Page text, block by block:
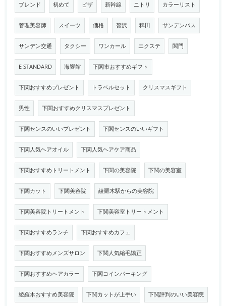
ブレンド 初めて ピザ 新幹線 ニトリ カラーリスト
管理美容師 スイーツ 価格 贅沢 稗田 サンデンバス
サンデン交通 タクシー ワンカール エクステ 関門
E STANDARD 海響館 下関市おすすめギフト
下関おすすめプレゼント トラベルセット クリスマスギフト
男性 下関おすすめクリスマスプレゼント
下関センスのいいプレゼント 下関センスのいいギフト
下関人気ヘアオイル 下関人気ヘアケア商品
下関おすすめトリートメント 下関の美容院 下関の美容室
下関カット 下関美容院 綾羅木駅からの美容院
下関美容院トリートメント 下関美容室トリートメント
下関おすすめランチ 下関おすすめカフェ
下関おすすめメンズサロン 下関人気縮毛矯正
下関おすすめヘアカラー 下関コインパーキング
綾羅木おすすめ美容院 下関カットが上手い 下関評判のいい美容院